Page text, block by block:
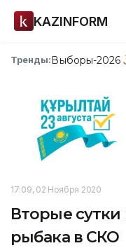
KAZINFORM
Тренды:Выборы-2026
17:09, 02 Ноября 2020
Вторые
рыбака в СКО